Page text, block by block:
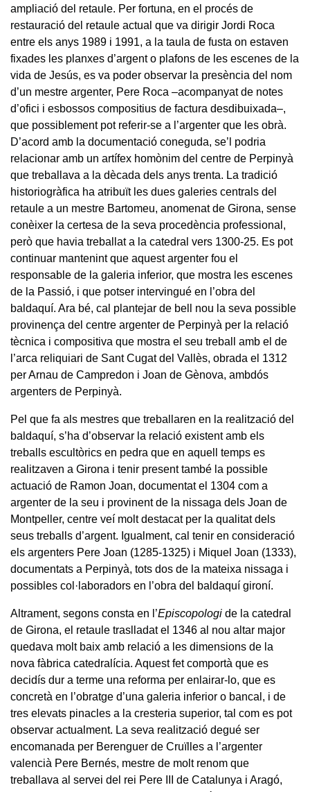
ampliació del retaule. Per fortuna, en el procés de
restauració del retaule actual que va dirigir Jordi Roca
entre els anys 1989 i 1991, a la taula de fusta on estaven
fixades les planxes d’argent o plafons de les escenes de la
vida de Jesús, es va poder observar la presència del nom
d’un mestre argenter, Pere Roca –acompanyat de notes
d’ofici i esbossos compositius de factura desdibuixada–,
que possiblement pot referir-se a l’argenter que les obrà.
D’acord amb la documentació coneguda, se’l podria
relacionar amb un artífex homònim del centre de Perpinyà
que treballava a la dècada dels anys trenta. La tradició
historiogràfica ha atribuït les dues galeries centrals del
retaule a un mestre Bartomeu, anomenat de Girona, sense
conèixer la certesa de la seva procedència professional,
però que havia treballat a la catedral vers 1300-25. Es pot
continuar mantenint que aquest argenter fou el
responsable de la galeria inferior, que mostra les escenes
de la Passió, i que potser intervingué en l’obra del
baldaquí. Ara bé, cal plantejar de bell nou la seva possible
provinença del centre argenter de Perpinyà per la relació
tècnica i compositiva que mostra el seu treball amb el de
l’arca reliquiari de Sant Cugat del Vallès, obrada el 1312
per Arnau de Campredon i Joan de Gènova, ambdós
argenters de Perpinyà.
Pel que fa als mestres que treballaren en la realització del
baldaquí, s’ha d’observar la relació existent amb els
treballs escultòrics en pedra que en aquell temps es
realitzaven a Girona i tenir present també la possible
actuació de Ramon Joan, documentat el 1304 com a
argenter de la seu i provinent de la nissaga dels Joan de
Montpeller, centre veí molt destacat per la qualitat dels
seus treballs d’argent. Igualment, cal tenir en consideració
els argenters Pere Joan (1285-1325) i Miquel Joan (1333),
documentats a Perpinyà, tots dos de la mateixa nissaga i
possibles col·laboradors en l’obra del baldaquí gironí.
Altrament, segons consta en l’Episcopologi de la catedral
de Girona, el retaule traslladat el 1346 al nou altar major
quedava molt baix amb relació a les dimensions de la
nova fàbrica catedralícia. Aquest fet comportà que es
decidís dur a terme una reforma per enlairar-lo, que es
concretà en l’obratge d’una galeria inferior o bancal, i de
tres elevats pinacles a la cresteria superior, tal com es pot
observar actualment. La seva realització degué ser
encomanada per Berenguer de Cruïlles a l’argenter
valencià Pere Bernés, mestre de molt renom que
treballava al servei del rei Pere III de Catalunya i Aragó,